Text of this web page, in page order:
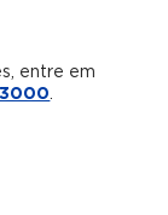
entre em
3000.